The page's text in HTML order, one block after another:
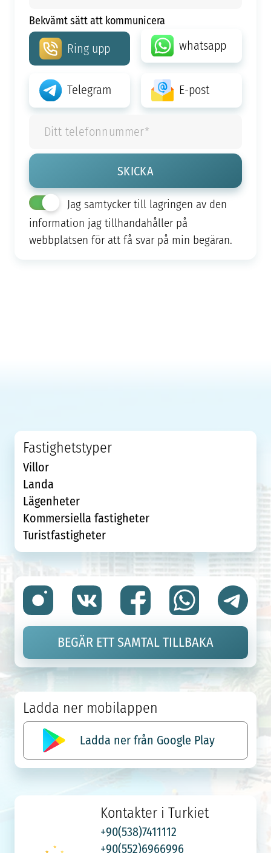
Bekvämt sätt att kommunicera
Ring upp whatsapp
Telegram E-post
Jag samtycker till lagringen av den
information jag tillhandahåller på
webbplatsen för att få svar på min begäran.
Kontakter i Turkiet
+90(538)7411112
+90(552)6966996
Ladda ner mobilappen
Ladda ner från Google Play
Fastighetstyper
Villor
Landa
Lägenheter
Kommersiella fastigheter
Turistfastigheter
BEGÄR ETT SAMTAL TILLBAKA